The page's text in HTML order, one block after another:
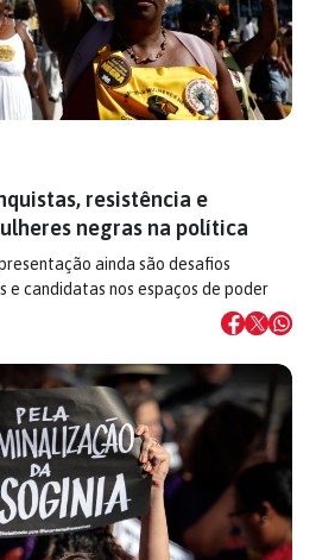
resistência e
negras na política
ainda são desafios
e candidatas nos espaços de poder